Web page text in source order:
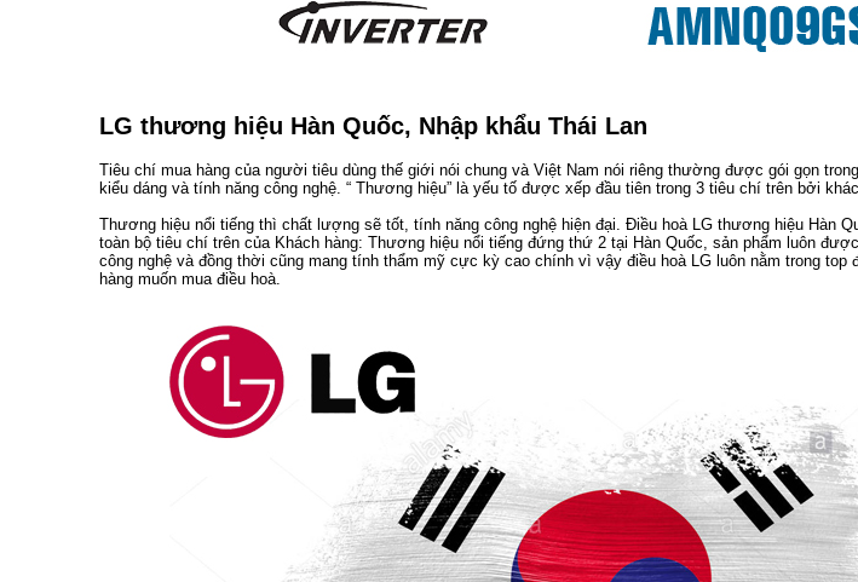
LG thương hiệu Hàn Quốc, Nhập khẩu Thái Lan
Tiêu chí mua hàng của người tiêu dùng thế giới nói chung và Việt Nam nói riêng thường được gói gọn
kiểu dáng và tính năng công nghệ. “ Thương hiệu” là yếu tố được xếp đầu tiên trong 3 tiêu chí trên bởi
Thương hiệu nổi tiếng thì chất lượng sẽ tốt, tính năng công nghệ hiện đại. Điều hoà LG thương hiệu Hàn
toàn bộ tiêu chí trên của Khách hàng: Thương hiệu nổi tiếng đứng thứ 2 tại Hàn Quốc, sản phẩm luôn
công nghệ và đồng thời cũng mang tính thẩm mỹ cực kỳ cao chính vì vậy điều hoà LG luôn nằm trong top
hàng muốn mua điều hoà.